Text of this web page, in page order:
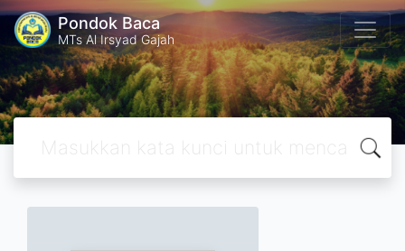
Pondok Baca
MTs Al Irsyad Gajah